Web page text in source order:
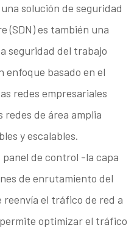
solución de seguridad
(SDN) es también una
seguridad del trabajo
enfoque basado en el
redes empresariales
redes de área amplia
y escalables.
panel de control -la capa
de enrutamiento del
el tráfico de red a
optimizar el tráfico